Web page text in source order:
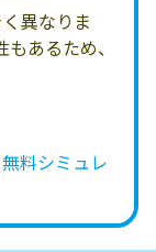
異なりま
あるため、
無料シミュレ